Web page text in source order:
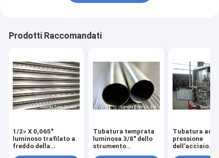
Prodotti Raccomandati
1/2» X 0,065"
luminoso trafilato a
freddo della
Tubatura temprata
luminosa 3/8" dello
strumento
Tubatura ad
pressione
dell'acciaio